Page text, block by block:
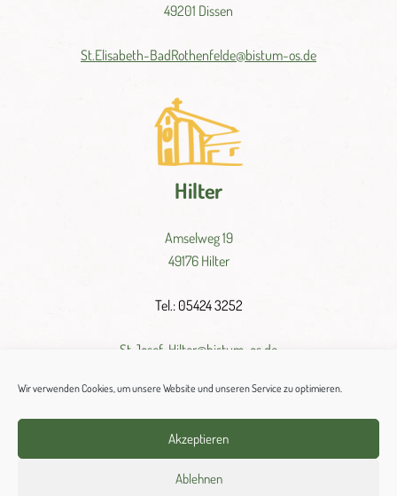
Wir verwenden Cookies, um unsere Website und unseren Service zu optimieren.
Akzeptieren
Ablehnen
49201 Dissen
St.Elisabeth-BadRothenfelde@bistum-os.de
Hilter
Amselweg 19
49176 Hilter
Tel.: 05424 3252
St. Josef- Hilter@bistum- os. de